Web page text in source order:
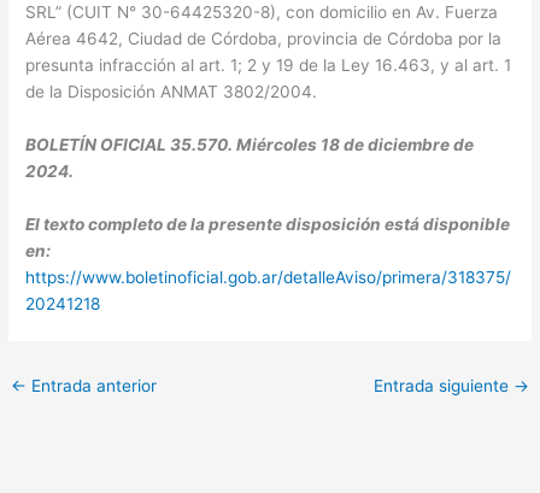
SRL” (CUIT N° 30-64425320-8), con domicilio en Av. Fuerza
Aérea 4642, Ciudad de Córdoba, provincia de Córdoba por la
presunta infracción al art. 1; 2 y 19 de la Ley 16.463, y al art. 1
de la Disposición ANMAT 3802/2004.
BOLETÍN OFICIAL 35.570. Miércoles 18 de diciembre de
2024.
El texto completo de la presente disposición está disponible
en:
https://www.boletinoficial.gob.ar/detalleAviso/primera/318375/
20241218
← Entrada anterior Entrada siguiente →